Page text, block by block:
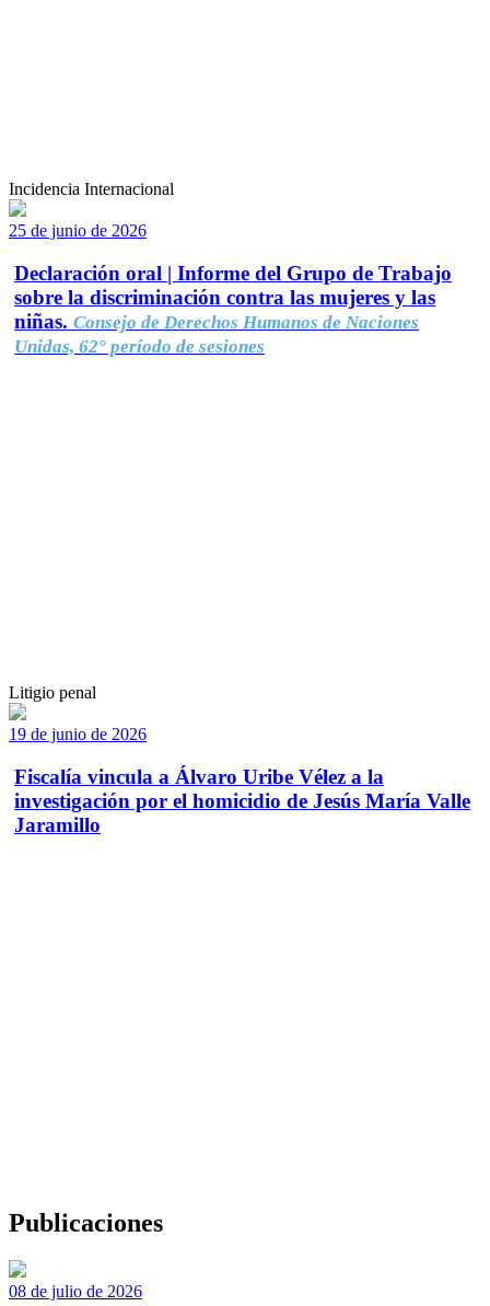
Incidencia Internacional
25 de junio de 2026
Declaración oral | Informe del Grupo de Trabajo
sobre la discriminación contra las mujeres y las
niñas. Consejo de Derechos Humanos de Naciones
Unidas, 62° período de sesiones
Litigio penal
19 de junio de 2026
Fiscalía vincula a Álvaro Uribe Vélez a la
investigación por el homicidio de Jesús María Valle
Jaramillo
Publicaciones
08 de julio de 2026